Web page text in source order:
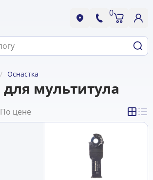
0
Оснастка
мультитула
По цене